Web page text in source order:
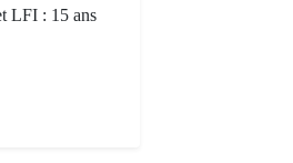
LFI : 15 ans